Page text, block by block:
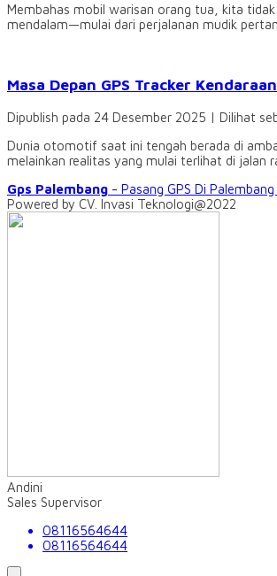
Membahas mobil warisan orang tua, kita
mendalam—mulai dari perjalanan mudik
Masa Depan GPS Tracker
Dipublish pada 24 Desember 2025 | Dilihat
Dunia otomotif saat ini tengah berada di
melainkan realitas yang mulai terlihat di jalan
Gps Palembang - Pasang GPS Di Palembang
Powered by CV. Invasi Teknologi@2022
Andini
Sales Supervisor
08116564644
08116564644